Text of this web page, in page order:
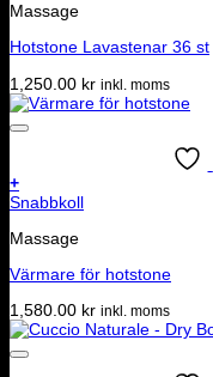
Massage
Hotstone Lavastenar 36 st
1,250.00 kr inkl. moms
+
Snabbkoll
Massage
Värmare för hotstone
1,580.00 kr inkl. moms